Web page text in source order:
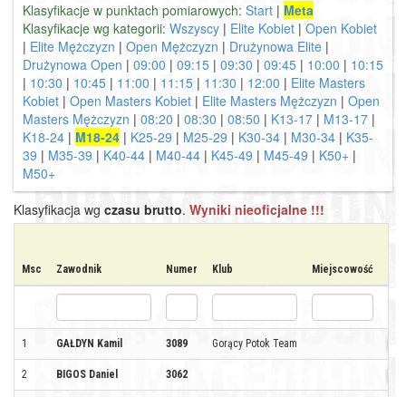
Klasyfikacje w punktach pomiarowych: Start | Meta
Klasyfikacje wg kategorii: Wszyscy | Elite Kobiet | Open Kobiet
| Elite Mężczyzn | Open Mężczyzn | Drużynowa Elite |
Drużynowa Open | 09:00 | 09:15 | 09:30 | 09:45 | 10:00 | 10:15
| 10:30 | 10:45 | 11:00 | 11:15 | 11:30 | 12:00 | Elite Masters
Kobiet | Open Masters Kobiet | Elite Masters Mężczyzn | Open
Masters Mężczyzn | 08:20 | 08:30 | 08:50 | K13-17 | M13-17 |
K18-24 | M18-24 | K25-29 | M25-29 | K30-34 | M30-34 | K35-
39 | M35-39 | K40-44 | M40-44 | K45-49 | M45-49 | K50+ |
M50+
Klasyfikacja wg czasu brutto. Wyniki nieoficjalne !!!
Msc Zawodnik Numer Klub Miejscowość
1 GAŁDYN Kamil 3089 Gorący Potok Team
2 BIGOS Daniel 3062